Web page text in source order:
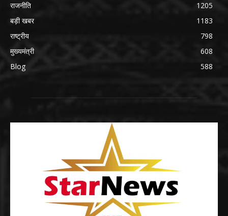
राजनीति
1205
बड़ी खबर
1183
राष्ट्रीय
798
मुख्यमंत्री
608
Blog
588